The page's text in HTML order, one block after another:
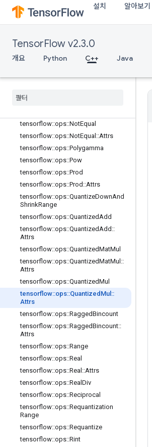
설치 알아보기
TensorFlow v2.3.0
개요 Python C++ Java
tensorflow::ops::Mean::Attrs
tensorflow::ops::Min
tensorflow::ops::Min::Attrs
tensorflow::ops::Minimum
tensorflow::ops::MulNoNan
tensorflow
tensorflow::ops::NotEqual
tensorflow::ops::NotEqual ::Attrs
tensorflow::ops::Polygamma
tensorflow::ops::Pow
tensorflow::ops::Prod
tensorflow::ops::Prod ::Attrs
tensorflow::ops::QuantizeDownAnd
ShrinkRange
tensorflow::ops::QuantizedAdd
tensorflow::ops::QuantizedAdd ::
Attrs
tensorflow::ops::QuantizedMatMul
tensorflow::ops::QuantizedMatMul ::
Attrs
tensorflow::ops::QuantizedMul
tensorflow::ops::Quantized Mul ::
Attrs
tensorflow::ops::RaggedBincount
tensorflow::ops::RaggedBincount::
Attrs
tensorflow::ops::Range
tensorflow::ops::Real
tensorflow::ops::Real ::Attrs
tensorflow::ops::Real Div
tensorflow::ops::Reciprocal
tensorflow::ops::Requantization
Range
tensorflow::ops::Requantize
tensorflow::ops::Rint